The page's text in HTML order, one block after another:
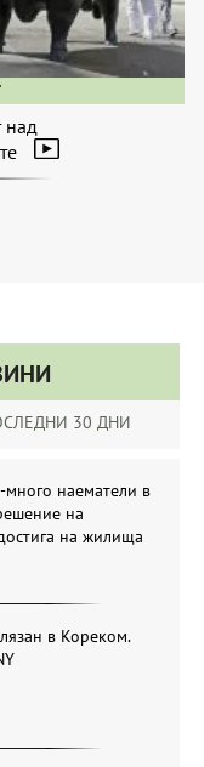
над
30 ДНИ
много наематели в
на
на жилища
в Кореком.